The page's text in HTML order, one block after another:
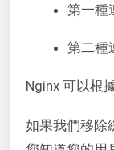
第一種
第二種
Nginx 可以根
如果我們移除